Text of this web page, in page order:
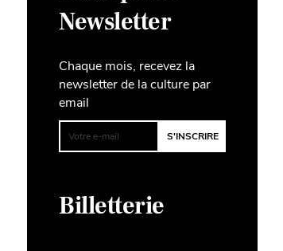
Newsletter
Chaque mois, recevez la
newsletter de la culture par
email
Billetterie